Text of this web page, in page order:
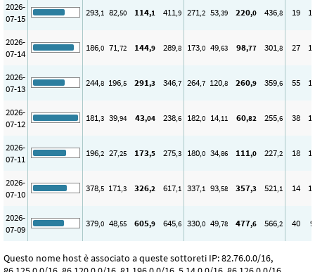
2026-
07-15
293,1 82,50 114,1 411,9 271,2 53,39 220,0 436,8 19
2026-
07-14
186,0 71,72 144,9 289,8 173,0 49,63 98,77 301,8 27
2026-
07-13
244,8 196,5 291,3 346,7 264,7 120,8 260,9 359,6 55
2026-
07-12
181,3 39,94 43,04 238,6 182,0 14,11 60,82 255,6 38
2026-
07-11
196,2 27,25 173,5 275,3 180,0 34,86 111,0 227,2 18
2026-
07-10
378,5 171,3 326,2 617,1 337,1 93,58 357,3 521,1 14
2026-
07-09
379,0 48,55 605,9 645,6 330,0 49,78 477,6 566,2 40 9
Questo nome host è associato a queste sottoreti IP: 82.76.0.0/16,